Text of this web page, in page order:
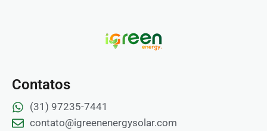
Contatos
(31) 97235-7441
contato@igreenenergysolar.com